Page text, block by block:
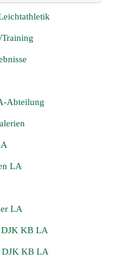
Abteilung
LA
LA
DJK KB LA
DJK KB LA